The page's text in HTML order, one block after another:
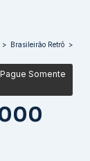
> Brasileirão Retrô >